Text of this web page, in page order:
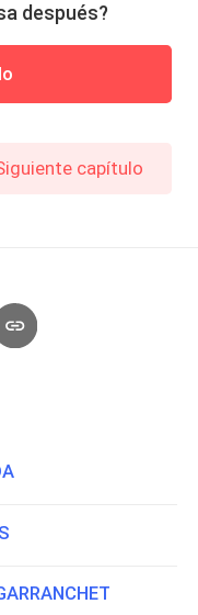
después?
capítulo